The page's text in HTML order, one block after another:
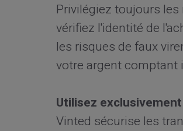
Privilégiez toujours
vérifiez l'identité de
les risques de faux
votre argent comptant
Utilisez
Vinted sécurise les